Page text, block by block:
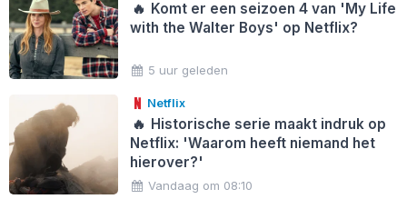
🔥 Komt er een seizoen 4 van 'My Life
with the Walter Boys' op Netflix?
5 uur geleden
Netflix
🔥 Historische serie maakt indruk op
Netflix: 'Waarom heeft niemand het
hierover?'
Vandaag om 08:10